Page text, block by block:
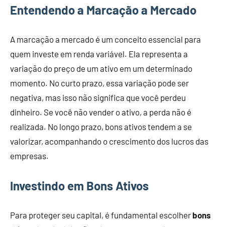
Entendendo a Marcação a Mercado
A marcação a mercado é um conceito essencial para
quem investe em renda variável. Ela representa a
variação do preço de um ativo em um determinado
momento. No curto prazo, essa variação pode ser
negativa, mas isso não significa que você perdeu
dinheiro. Se você não vender o ativo, a perda não é
realizada. No longo prazo, bons ativos tendem a se
valorizar, acompanhando o crescimento dos lucros das
empresas.
Investindo em Bons Ativos
Para proteger seu capital, é fundamental escolher bons